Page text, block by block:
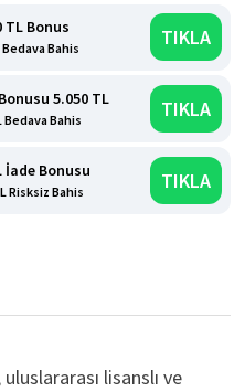
TL Bonus
Bedava Bahis TIKLA
5.050 TL
Bedava Bahis TIKLA
İade Bonusu
Risksiz Bahis TIKLA
lisanslı ve